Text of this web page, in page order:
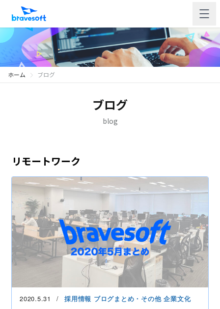
ホーム ブログ
ブログ
blog
リモートワーク
2020.5.31 採用情報 ブログまとめ・その他企業文化